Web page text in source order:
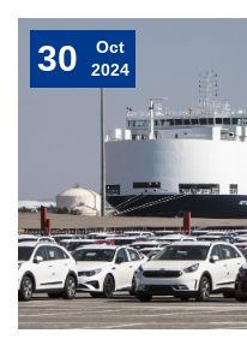
30
Oct
2024